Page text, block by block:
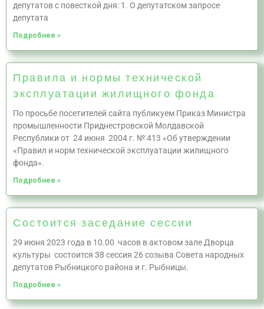
депутатов с повесткой дня: 1. О депутатском запросе
депутата
Подробнее »
Правила и нормы технической
эксплуатации жилищного фонда
По просьбе посетителей сайта публикуем Приказ Министра
промышленности Приднестровской Молдавской
Республики от 24 июня 2004 г. № 413 «Об утверждении
«Правил и норм технической эксплуатации жилищного
фонда».
Подробнее »
Состоится заседание сессии
29 июня 2023 года в 10.00 часов в актовом зале Дворца
культуры состоится 38 сессия 26 созыва Совета народных
депутатов Рыбницкого района и г. Рыбницы.
Подробнее »